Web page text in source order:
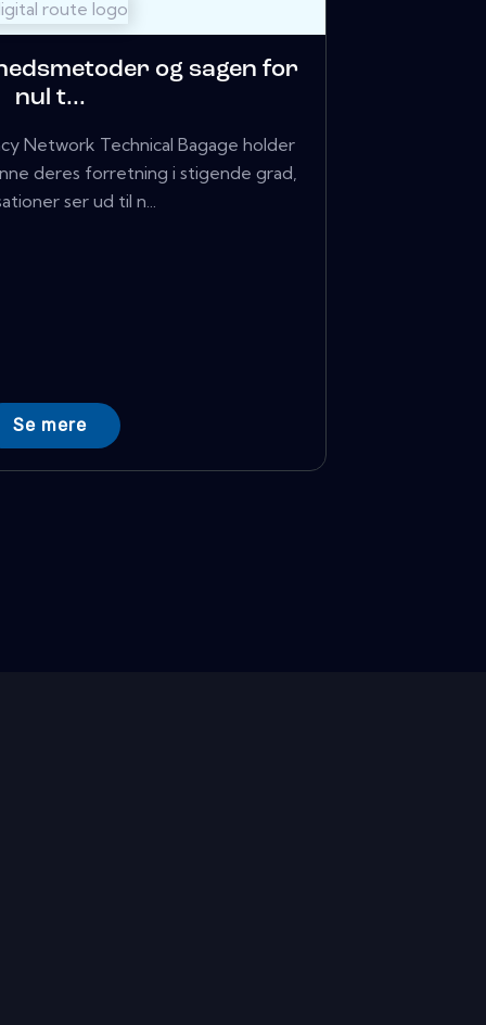
og sagen for
nul t...
Network Technical Bagage holder
deres forretning i stigende grad,
ser ud til n...
Se mere